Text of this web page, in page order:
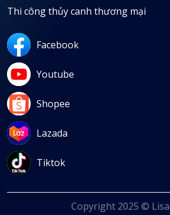
Thi công thủy canh thương mại
Facebook
Youtube
Shopee
Lazada
Tiktok
Copyright 2025 ©